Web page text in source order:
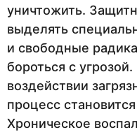
уничтожить.
выделять
и свободные
бороться с
воздействии
процесс
Хроническое